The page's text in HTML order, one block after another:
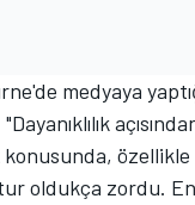
medyaya
konusunda,
oldukça zordu.